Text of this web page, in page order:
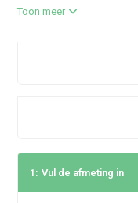
Toon meer
1: Vul de afmeting in